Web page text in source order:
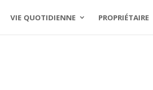
VIE QUOTIDIENNE PROPRIÉTAIRE